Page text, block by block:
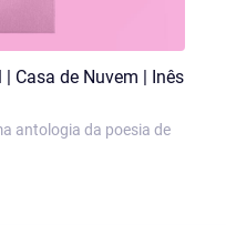
Casa de Nuvem | Inês
antologia da poesia de